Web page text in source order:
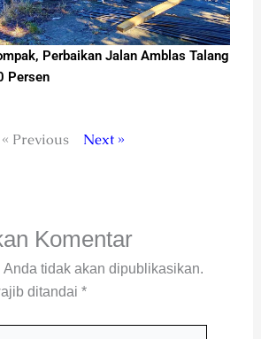
Perbaikan Jalan Amblas Talang
Persen
« Previous Next »
Komentar
Anda tidak akan dipublikasikan.
ditandai *